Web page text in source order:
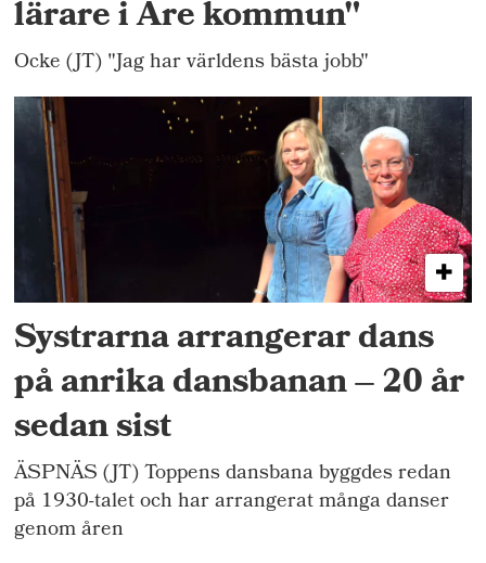
lärare i Åre kommun"
Ocke (JT) "Jag har världens bästa jobb"
Systrarna arrangerar dans
på anrika dansbanan – 20 år
sedan sist
ÄSPNÄS (JT) Toppens dansbana byggdes redan
på 1930-talet och har arrangerat många danser
genom åren